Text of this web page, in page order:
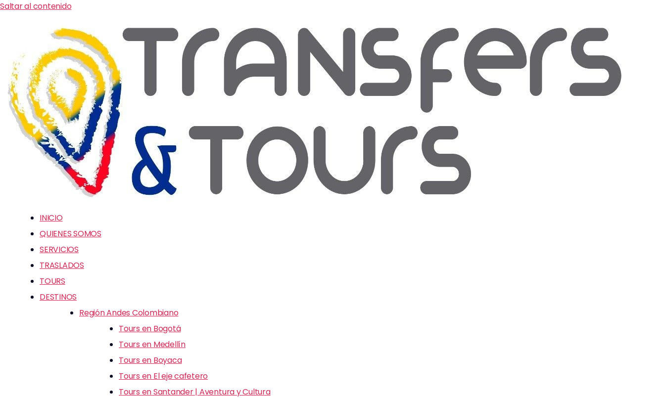
Saltar al contenido
INICIO
QUIENES SOMOS
SERVICIOS
TRASLADOS
TOURS
DESTINOS
Región Andes Colombiano
Tours en Bogotá
Tours en Medellín
Tours en Boyaca
Tours en El eje cafetero
Tours en Santander | Aventura y Cultura